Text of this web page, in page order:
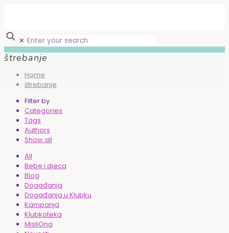
✕
štrebanje
Home
štrebanje
Filter by
Categories
Tags
Authors
Show all
All
Bebe i djeca
Blog
Događanja
Događanja u Klubku
Kampanja
Klubkoteka
MisliOna